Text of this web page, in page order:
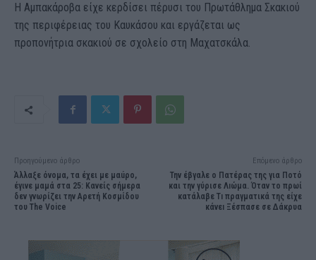
Η Αμπακάροβα είχε κερδίσει πέρυσι του Πρωτάθλημα Σκακιού
της περιφέρειας του Καυκάσου και εργάζεται ως
προπονήτρια σκακιού σε σχολείο στη Μαχατσκάλα.
Προηγούμενο άρθρο
Άλλαξε όνομα, τα έχει με μαúρο,
έγινε μαμά στα 25: Κανείς σήμερα
δεν γνωρίζει την Αρετή Κοσμίδου
του The Voice
Επόμενο άρθρο
Την έβγαλε ο Πατέρας της για Ποτό
και την γύρισε Λıώμα. Όταν το πρωί
κατάλαβε Τı πραγματικά της είχε
κάνεı Ξέσπασε σε Δάκρυα